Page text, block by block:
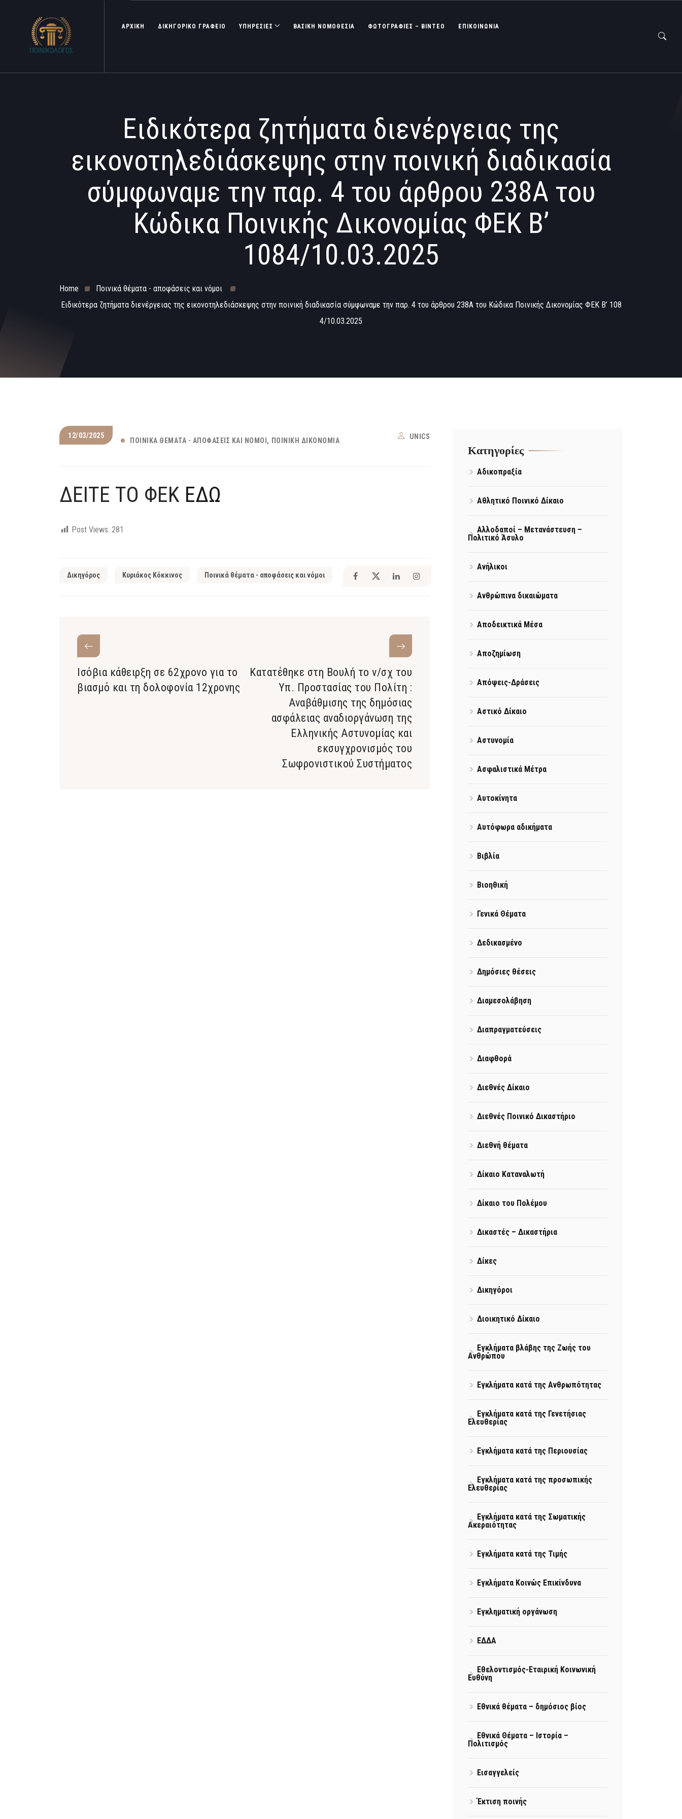
ΑΡΧΙΚΗ ΔΙΚΗΓΟΡΙΚΟ ΓΡΑΦΕΙΟ ΥΠΗΡΕΣΙΕΣ ΒΑΣΙΚΉ ΝΟΜΟΘΕΣΊΑ ΦΩΤΟΓΡΑΦΊΕΣ – ΒΊΝΤΕΟ ΕΠΙΚΟΙΝΩΝΙΑ
Ειδικότερα ζητήματα διενέργειας της
εικονοτηλεδιάσκεψης στην ποινική διαδικασία
σύμφωναμε την παρ. 4 του άρθρου 238Α του
Κώδικα Ποινικής Δικονομίας ΦΕΚ B’
1084/10.03.2025
Home
Ποινικά θέματα - αποφάσεις και νόμοι
Ειδικότερα ζητήματα διενέργειας της εικονοτηλεδιάσκεψης στην ποινική διαδικασία σύμφωναμε την παρ. 4 του άρθρου 238Α του Κώδικα Ποινικής Δικονομίας ΦΕΚ B’ 108
4/10.03.2025
12/03/2025
ΠΟΙΝΙΚΆ ΘΈΜΑΤΑ - ΑΠΟΦΆΣΕΙΣ ΚΑΙ ΝΌΜΟΙ ΠΟΙΝΙΚΉ ΔΙΚΟΝΟΜΊΑ UNICS
ΔΕΙΤΕ ΤΟ ΦΕΚ ΕΔΩ
Post Views: 281
Δικηγόρος Κυριάκος Κόκκινος Ποινικά θέματα - αποφάσεις και νόμοι
Ισόβια κάθειρξη σε 62χρονο για το
βιασμό και τη δολοφονία 12χρονης
Κατατέθηκε στη Βουλή το ν/σχ του
Υπ. Προστασίας του Πολίτη :
Αναβάθμισης της δημόσιας
ασφάλειας αναδιοργάνωση της
Ελληνικής Αστυνομίας και
εκσυγχρονισμός του
Σωφρονιστικού Συστήματος
Kατηγορίες
Αδικοπραξία
Αθλητικό Ποινικό Δίκαιο
Αλλοδαποί – Μετανάστευση –
Πολιτικό Άσυλο
Ανήλικοι
Ανθρώπινα δικαιώματα
Αποδεικτικά Μέσα
Αποζημίωση
Απόψεις-Δράσεις
Αστικό Δίκαιο
Αστυνομία
Ασφαλιστικά Μέτρα
Αυτοκίνητα
Αυτόφωρα αδικήματα
Βιβλία
Βιοηθική
Γενικά Θέματα
Δεδικασμένο
Δημόσιες θέσεις
Διαμεσολάβηση
Διαπραγματεύσεις
Διαφθορά
Διεθνές Δίκαιο
Διεθνές Ποινικό Δικαστήριο
Διεθνή θέματα
Δίκαιο Καταναλωτή
Δίκαιο του Πολέμου
Δικαστές – Δικαστήρια
Δίκες
Δικηγόροι
Διοικητικό Δίκαιο
Εγκλήματα βλάβης της Ζωής του
Ανθρώπου
Εγκλήματα κατά της Ανθρωπότητας
Εγκλήματα κατά της Γενετήσιας
Ελευθερίας
Εγκλήματα κατά της Περιουσίας
Εγκλήματα κατά της προσωπικής
Ελευθερίας
Εγκλήματα κατά της Σωματικής
Ακεραιότητας
Εγκλήματα κατά της Τιμής
Εγκλήματα Κοινώς Επικίνδυνα
Εγκληματική οργάνωση
ΕΔΔΑ
Εθελοντισμός-Εταιρική Κοινωνική
Ευθύνη
Εθνικά θέματα – δημόσιος βίος
Εθνικά Θέματα – Ιστορία –
Πολιτισμός
Εισαγγελείς
Έκτιση ποινής